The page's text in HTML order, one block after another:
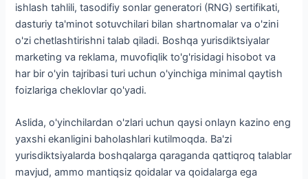
ishlash tahlili, tasodifiy sonlar generatori (RNG) sertifikati,
dasturiy ta'minot sotuvchilari bilan shartnomalar va o'zini
o'zi chetlashtirishni talab qiladi. Boshqa yurisdiktsiyalar
marketing va reklama, muvofiqlik to'g'risidagi hisobot va
har bir o'yin tajribasi turi uchun o'yinchiga minimal qaytish
foizlariga cheklovlar qo'yadi.
Aslida, o'yinchilardan o'zlari uchun qaysi onlayn kazino eng
yaxshi ekanligini baholashlari kutilmoqda. Ba'zi
yurisdiktsiyalarda boshqalarga qaraganda qattiqroq talablar
mavjud, ammo mantiqsiz qoidalar va qoidalarga ega